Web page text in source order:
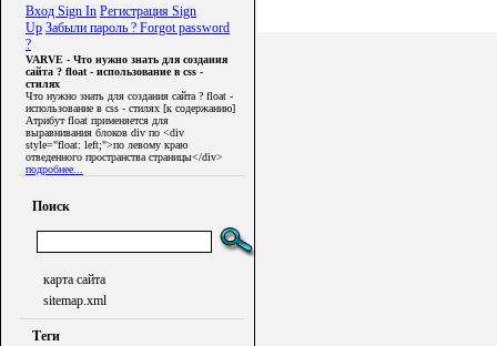
Вход Sign In Регистрация Sign
Up Забыли пароль ? Forgot password
?
VARVE - Что нужно знать для создания
сайта ? float - использование в css -
стилях
Что нужно знать для создания сайта ? float -
использование в css - стилях [к содержанию]
Атрибут float применяется для
выравнивания блоков div по <div
style="float: left;">по левому краю
отведенного пространства страницы</div>
подробнее...
Поиск
карта сайта
sitemap.xml
Теги